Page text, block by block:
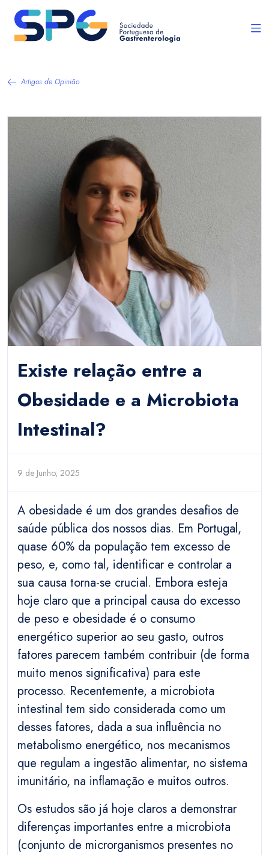
Artigos de Opinião
Existe relação entre a
Obesidade e a Microbiota
Intestinal?
9 de Junho, 2025
A obesidade é um dos grandes desafios de
saúde pública dos nossos dias. Em Portugal,
quase 60% da população tem excesso de
peso, e, como tal, identificar e controlar a
sua causa torna-se crucial. Embora esteja
hoje claro que a principal causa do excesso
de peso e obesidade é o consumo
energético superior ao seu gasto, outros
fatores parecem também contribuir (de forma
muito menos significativa) para este
processo. Recentemente, a microbiota
intestinal tem sido considerada como um
desses fatores, dada a sua influência no
metabolismo energético, nos mecanismos
que regulam a ingestão alimentar, no sistema
imunitário, na inflamação e muitos outros.
Os estudos são já hoje claros a demonstrar
diferenças importantes entre a microbiota
(conjunto de microrganismos presentes no